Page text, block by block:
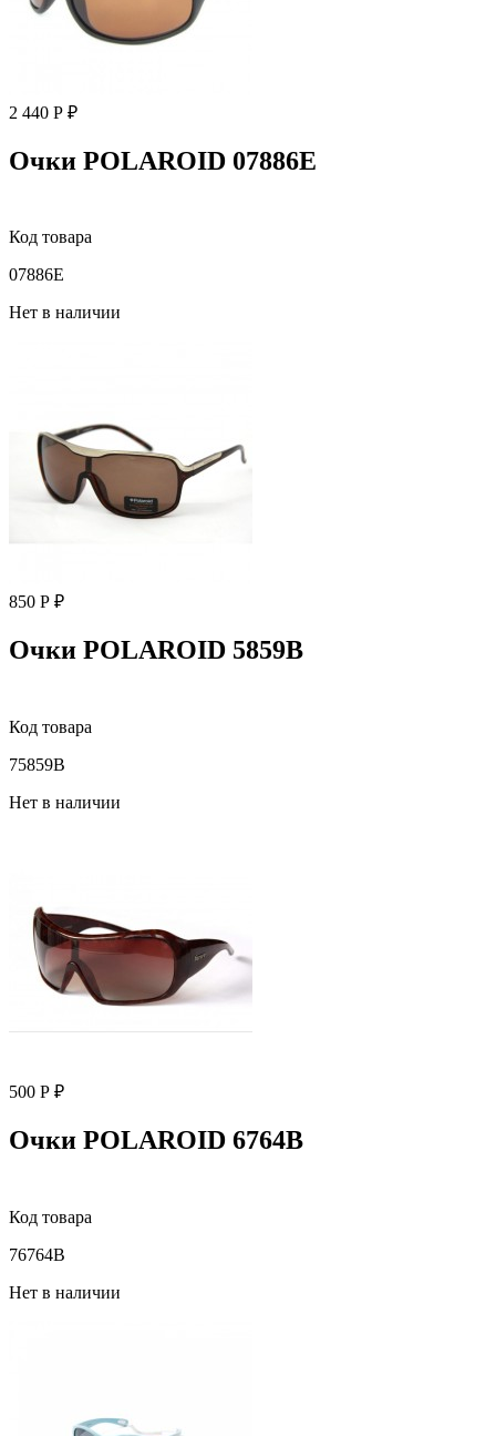
2 440 Р ₽
Очки POLAROID 07886E
Код товара
07886E
Нет в наличии
850 Р ₽
Очки POLAROID 5859B
Код товара
75859B
Нет в наличии
500 Р ₽
Очки POLAROID 6764B
Код товара
76764B
Нет в наличии